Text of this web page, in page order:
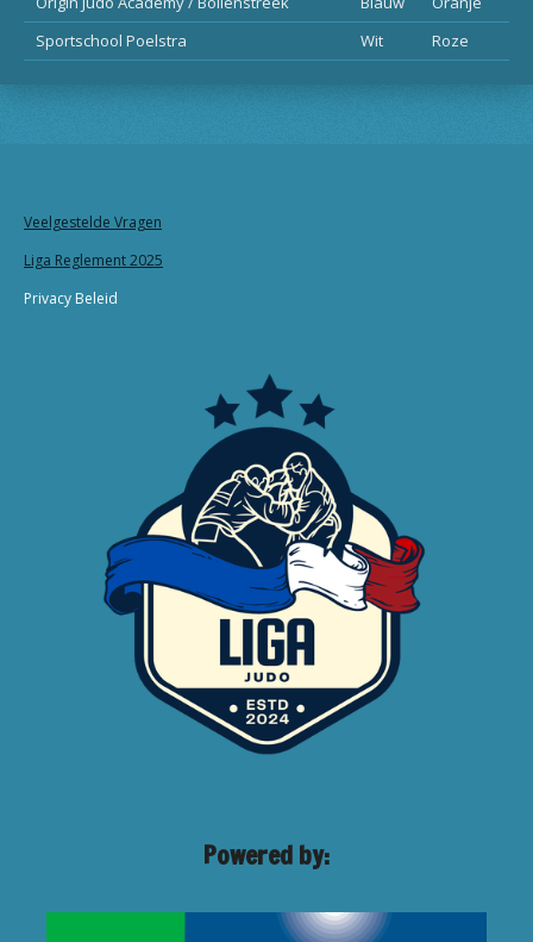
Sportschool Poelstra
Wit Roze
Veelgestelde Vragen
Liga Reglement 2025
Privacy Beleid
Powered by: